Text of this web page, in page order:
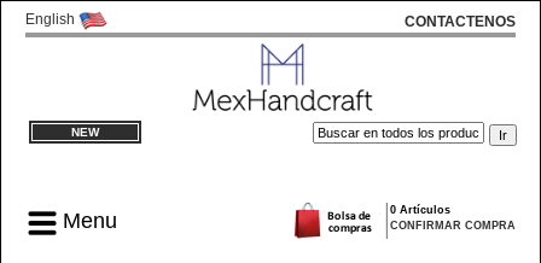
English CONTACTENOS
NEW
Menu
0 Artículos
CONFIRMAR COMPRA